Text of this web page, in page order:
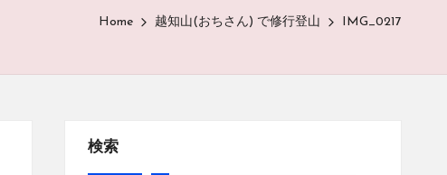
Home 越知山(おちさん) で修行登山 IMG_0217
検索